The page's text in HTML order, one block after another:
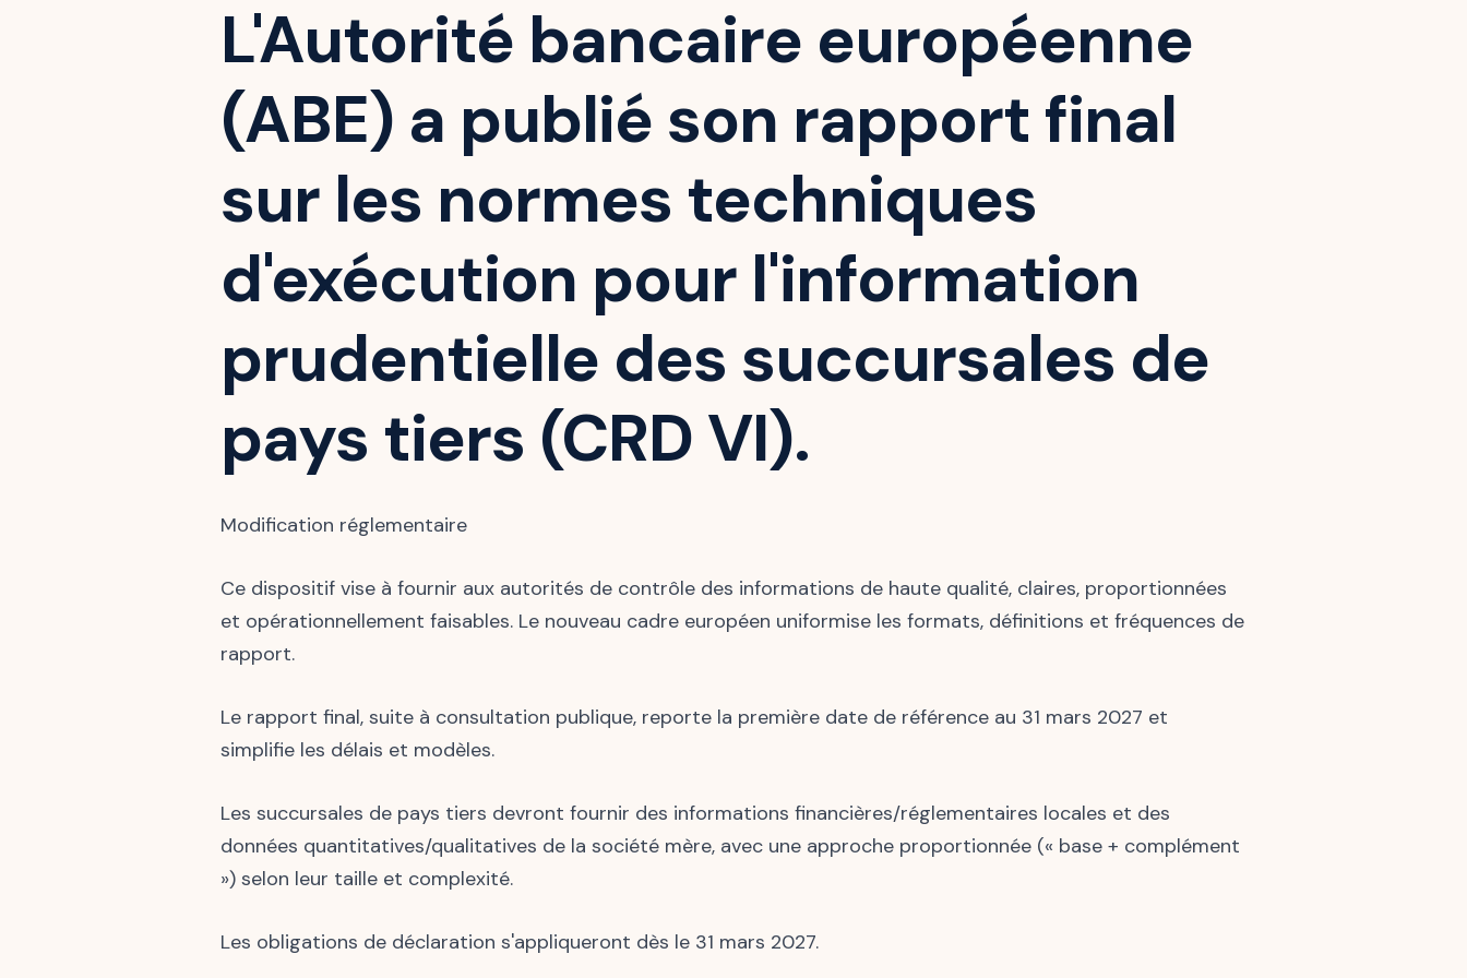
L'Autorité bancaire européenne
(ABE) a publié son rapport final
sur les normes techniques
d'exécution pour l'information
prudentielle des succursales de
pays tiers (CRD VI).
Modification réglementaire
Ce dispositif vise à fournir aux autorités de contrôle des informations de haute qualité, claires, proportionnées
et opérationnellement faisables. Le nouveau cadre européen uniformise les formats, définitions et fréquences de
rapport.
Le rapport final, suite à consultation publique, reporte la première date de référence au 31 mars 2027 et
simplifie les délais et modèles.
Les succursales de pays tiers devront fournir des informations financières/réglementaires locales et des
données quantitatives/qualitatives de la société mère, avec une approche proportionnée (« base + complément
») selon leur taille et complexité.
Les obligations de déclaration s'appliqueront dès le 31 mars 2027.